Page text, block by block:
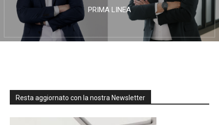
PRIMA LINEA
Resta aggiornato con la nostra Newsletter